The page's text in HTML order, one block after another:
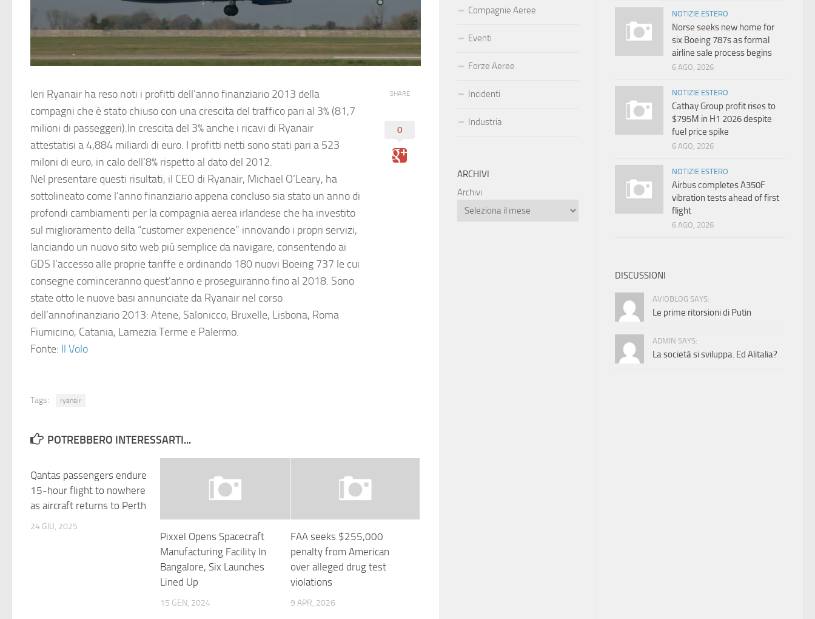
Ieri Ryanair ha reso noti i profitti dell’anno finanziario 2013 della
compagni che è stato chiuso con una crescita del traffico pari al 3% (81,7
milioni di passeggeri).In crescita del 3% anche i ricavi di Ryanair
attestatisi a 4,884 miliardi di euro. I profitti netti sono stati pari a 523
miloni di euro, in calo dell’8% rispetto al dato del 2012.
Nel presentare questi risultati, il CEO di Ryanair, Michael O’Leary, ha
sottolineato come l’anno finanziario appena concluso sia stato un anno di
profondi cambiamenti per la compagnia aerea irlandese che ha investito
sul miglioramento della “customer experience” innovando i propri servizi,
lanciando un nuovo sito web più semplice da navigare, consentendo ai
GDS l’accesso alle proprie tariffe e ordinando 180 nuovi Boeing 737 le cui
consegne cominceranno quest’anno e proseguiranno fino al 2018. Sono
state otto le nuove basi annunciate da Ryanair nel corso
dell’annofinanziario 2013: Atene, Salonicco, Bruxelle, Lisbona, Roma
Fiumicino, Catania, Lamezia Terme e Palermo.
Fonte: Il Volo
SHARE
0
Tags: ryanair
POTREBBERO INTERESSARTI...
Qantas passengers endure
15-hour flight to nowhere
as aircraft returns to Perth
24 GIU, 2025
Pixxel Opens Spacecraft
Manufacturing Facility In
Bangalore, Six Launches
Lined Up
15 GEN, 2024
FAA seeks $255,000
penalty from American
over alleged drug test
violations
9 APR, 2026
NOTIZIE ESTERO
Norse seeks new home for
six Boeing 787s as formal
airline sale process begins
6 AGO, 2026
NOTIZIE ESTERO
Cathay Group profit rises to
$795M in H1 2026 despite
fuel price spike
6 AGO, 2026
NOTIZIE ESTERO
Airbus completes A350F
vibration tests ahead of first
flight
6 AGO, 2026
DISCUSSIONI
AVIOBLOG SAYS:
Le prime ritorsioni di Putin
ADMIN SAYS:
La società si sviluppa. Ed Alitalia?
Compagnie Aeree
Eventi
Forze Aeree
Incidenti
Industria
ARCHIVI
Archivi